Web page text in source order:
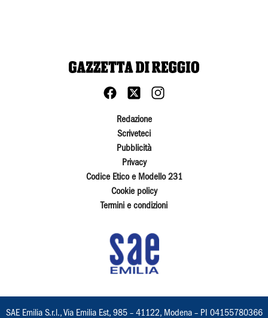
Redazione
Scriveteci
Pubblicità
Privacy
Codice Etico e Modello 231
Cookie policy
Termini e condizioni
SAE Emilia S.r.l., Via Emilia Est, 985 – 41122, Modena – PI 04155780366